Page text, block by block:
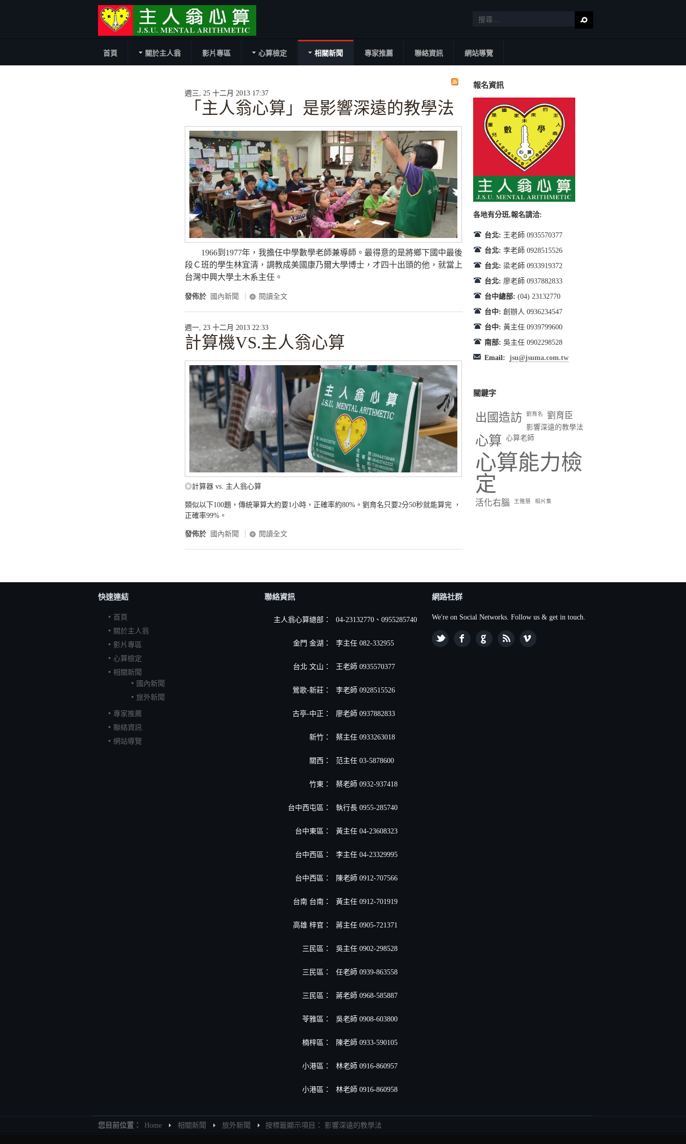
首頁 關於主人翁 影片專區 心算檢定 相關新聞 專家推薦 聯絡資訊 網站導覽
週三, 25 十二月 2013 17:37
「主人翁心算」是影響深遠的教學法
1966到1977年，我擔任中學數學老師兼導師。最得意的是將鄉下國中最後
段Ｃ班的學生林宜清，調教成美國康乃爾大學博士，才四十出頭的他，就當上
台灣中興大學土木系主任。
發佈於 國內新聞 閱讀全文
週一, 23 十二月 2013 22:33
計算機VS.主人翁心算
◎計算器 vs. 主人翁心算
類似以下100題，傳統筆算大約要1小時，正確率約80%。劉育名只要2分50秒就能算完 ，
正確率99%。
發佈於 國內新聞 閱讀全文
報名資訊
各地有分班,報名請洽:
台北: 王老師 0935570377
台北: 李老師 0928515526
台北: 梁老師 0933919372
台北: 廖老師 0937882833
台中總部: (04) 23132770
台中: 創辦人 0936234547
台中: 黃主任 0939799600
南部: 吳主任 0902298528
Email: jsu@jsuma.com.tw
關鍵字
出國造訪 劉育名 劉育臣
影響深遠的教學法
心算 心算老師
心算能力檢
定
活化右腦 王雅慧 相片集
快速連結
首頁
關於主人翁
影片專區
心算檢定
相關新聞
國內新聞
旅外新聞
專家推薦
聯絡資訊
網站導覽
聯絡資訊
主人翁心算總部： 04-23132770、0955285740
金門 金湖： 李主任 082-332955
台北 文山： 王老師 0935570377
鶯歌-新莊： 李老師 0928515526
古亭-中正： 廖老師 0937882833
新竹： 蔡主任 0933263018
關西： 范主任 03-5878600
竹東： 蔡老師 0932-937418
台中西屯區： 執行長 0955-285740
台中東區： 黃主任 04-23608323
台中西區： 李主任 04-23329995
台中西區： 陳老師 0912-707566
台南 台南： 黃主任 0912-701919
高雄 梓官： 蔣主任 0905-721371
三民區： 吳主任 0902-298528
三民區： 任老師 0939-863558
三民區： 蔣老師 0968-585887
苓雅區： 吳老師 0908-603800
楠梓區： 陳老師 0933-590105
小港區 ： 林老師 0916-860957
小港區 ： 林老師 0916-860958
網路社群
We're on Social Networks. Follow us & get in touch.
您目前位置： Home 相關新聞 旅外新聞 按標籤顯示項目： 影響深遠的教學法